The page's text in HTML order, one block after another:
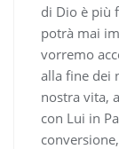
di Dio è più
potrà mai
vorremo
alla fine dei
nostra vita,
con Lui in